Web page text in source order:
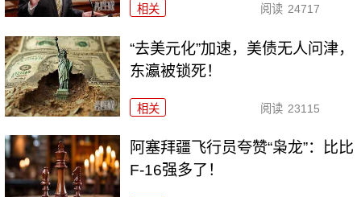
相关 阅读 24717
“去美元化”加速，美债无人问津，
东瀛被锁死！
相关 阅读 23115
阿塞拜疆飞行员夸赞“枭龙”：比比
F-16强多了！